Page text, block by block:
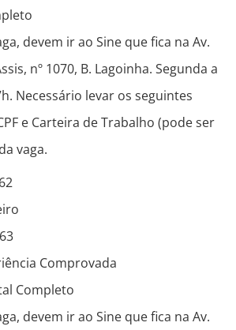
devem ir ao Sine que fica na Av.
nº 1070, B. Lagoinha. Segunda a
Necessário levar os seguintes
e Carteira de Trabalho (pode ser
vaga.
Comprovada
Completo
devem ir ao Sine que fica na Av.